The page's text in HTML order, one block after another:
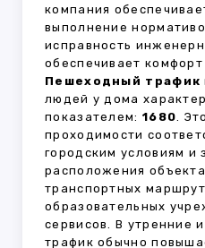
компания
выполнение
исправность
обеспечивает
Пешеходный трафик
людей у дома
показателем: 1680.
проходимости
городским условиям и
расположения
транспортных
образовательных
сервисов. В утренние
трафик обычно